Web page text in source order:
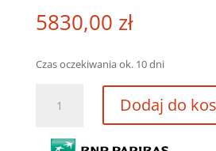
5830,00 zł
Czas oczekiwania ok. 10 dni
FUENTE
Dodaj do